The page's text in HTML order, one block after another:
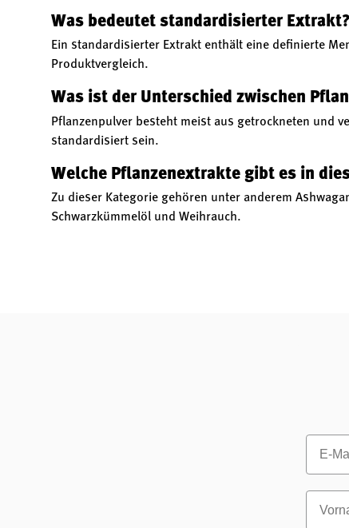
Was bedeutet standardisierter Extrakt?
Ein standardisierter Extrakt enthält eine definierte
Produktvergleich.
Was ist der Unterschied zwischen
Pflanzenpulver besteht meist aus getrockneten und
standardisiert sein.
Welche Pflanzenextrakte gibt es in
Zu dieser Kategorie gehören unter anderem
Schwarzkümmelöl und Weihrauch.
Email